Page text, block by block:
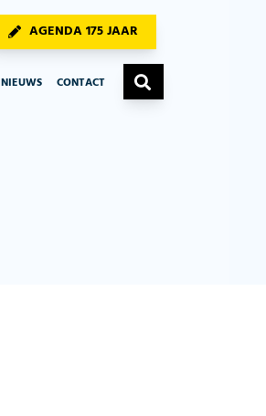
AGENDA 175 JAAR
NIEUWS CONTACT